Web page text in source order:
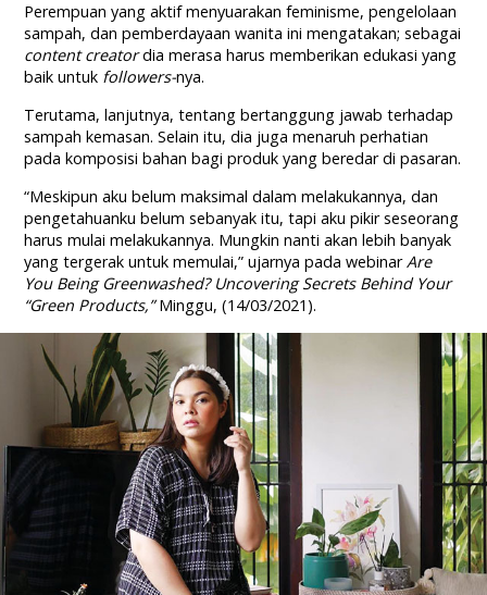
Perempuan yang aktif menyuarakan feminisme, pengelolaan
sampah, dan pemberdayaan wanita ini mengatakan; sebagai
content creatordia merasa harus memberikan edukasi yang
baik untuk followers-nya.
Terutama, lanjutnya, tentang bertanggung jawab terhadap
sampah kemasan. Selain itu, dia juga menaruh perhatian
pada komposisi bahan bagi produk yang beredar di pasaran.
“Meskipun aku belum maksimal dalam melakukannya, dan
pengetahuanku belum sebanyak itu, tapi aku pikir seseorang
harus mulai melakukannya. Mungkin nanti akan lebih banyak
yang tergerak untuk memulai,” ujarnya pada webinarAre
You Being Greenwashed? Uncovering Secrets Behind Your
“Green Products,”Minggu, (14/03/2021).